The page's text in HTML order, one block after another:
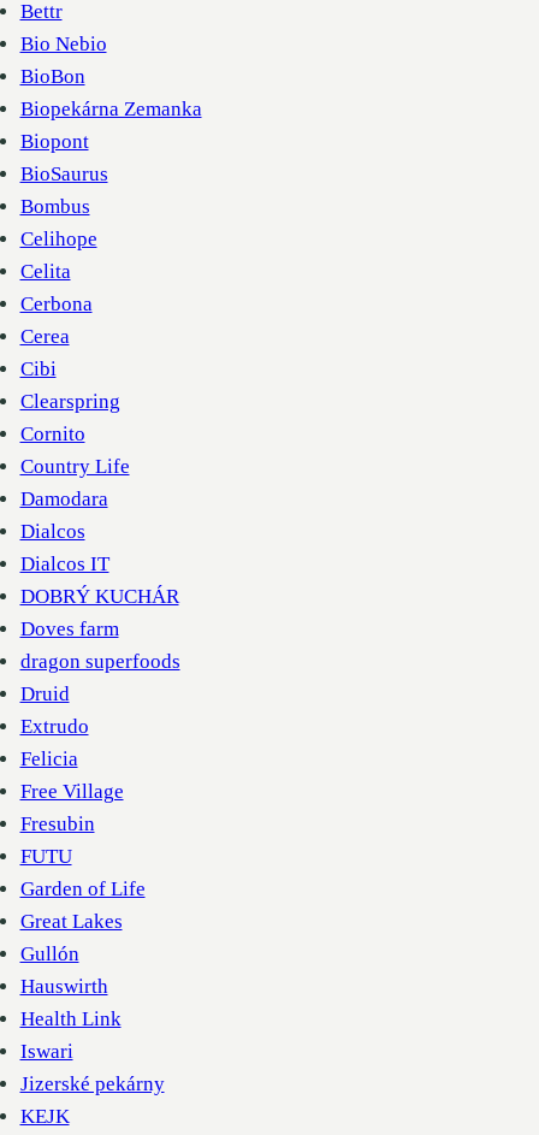
Bettr
Bio Nebio
BioBon
Biopekárna Zemanka
Biopont
BioSaurus
Bombus
Celihope
Celita
Cerbona
Cerea
Cibi
Clearspring
Cornito
Country Life
Damodara
Dialcos
Dialcos IT
DOBRÝ KUCHÁR
Doves farm
dragon superfoods
Druid
Extrudo
Felicia
Free Village
Fresubin
FUTU
Garden of Life
Great Lakes
Gullón
Hauswirth
Health Link
Iswari
Jizerské pekárny
KEJK